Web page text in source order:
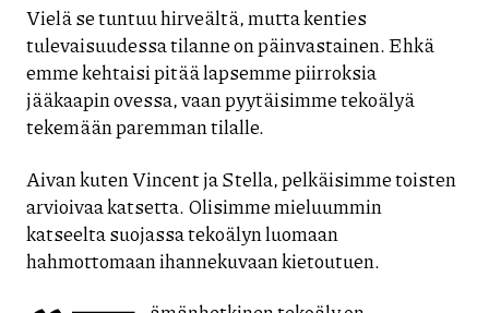
Vielä se tuntuu hirveältä, mutta kenties
tulevaisuudessa tilanne on päinvastainen. Ehkä
emme kehtaisi pitää lapsemme piirroksia
jääkaapin ovessa, vaan pyytäisimme tekoälyä
tekemään paremman tilalle.
Aivan kuten Vincent ja Stella, pelkäisimme toisten
arvioivaa katsetta. Olisimme mieluummin
katseelta suojassa tekoälyn luomaan
hahmottomaan ihannekuvaan kietoutuen.